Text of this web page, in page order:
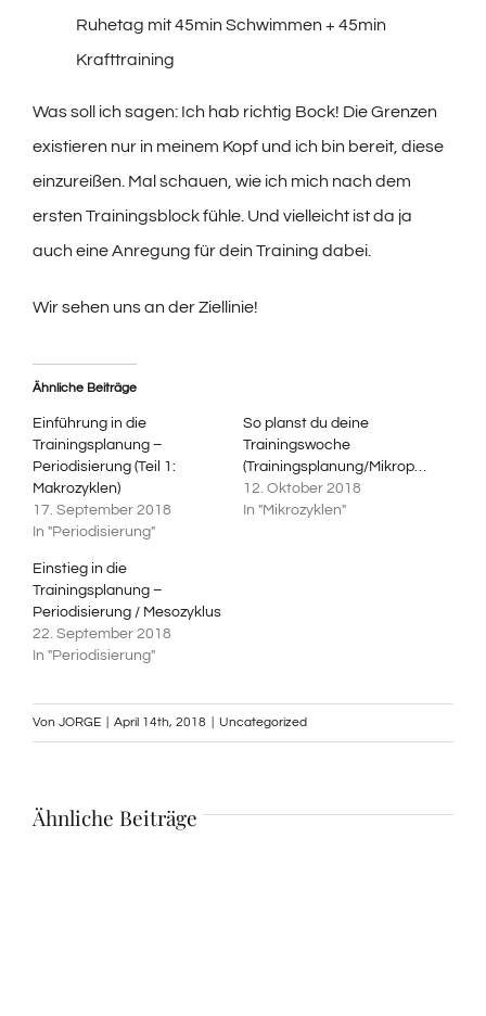
Ruhetag mit 45min Schwimmen + 45min
Krafttraining
Was soll ich sagen: Ich hab richtig Bock! Die Grenzen
existieren nur in meinem Kopf und ich bin bereit, diese
einzureißen. Mal schauen, wie ich mich nach dem
ersten Trainingsblock fühle. Und vielleicht ist da ja
auch eine Anregung für dein Training dabei.
Wir sehen uns an der Ziellinie!
Ähnliche Beiträge
Einführung in die
Trainingsplanung –
Periodisierung (Teil 1:
Makrozyklen)
17. September 2018
In "Periodisierung"
So planst du deine
Trainingswoche
12. Oktober 2018
In "Mikrozyklen"
Einstieg in die
Trainingsplanung –
Periodisierung / Mesozyklus
22. September 2018
In "Periodisierung"
Von JORGE April 14th, 2018 Uncategorized
Ähnliche Beiträge